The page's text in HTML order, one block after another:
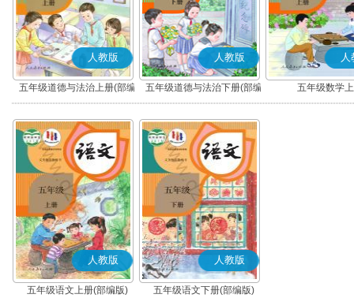
人教版
五年级道德与法治上册(部编
版)
人教版
五年级道德与法治下册(部编
版)
人
五年级数学
人教版
五年级语文上册(部编版)
人教版
五年级语文下册(部编版)